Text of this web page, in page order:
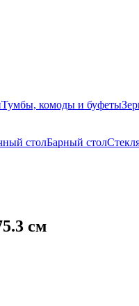
Тумбы, комоды и буфеты
столБарный стол
см